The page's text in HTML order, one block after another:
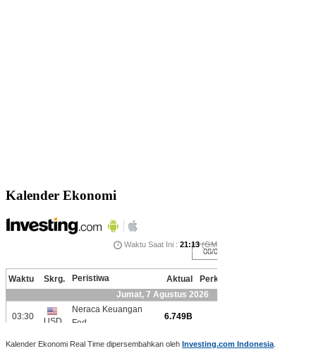
Kalender Ekonomi
Kalender Ekonomi Real Time dipersembahkan oleh Investing.com Indonesia